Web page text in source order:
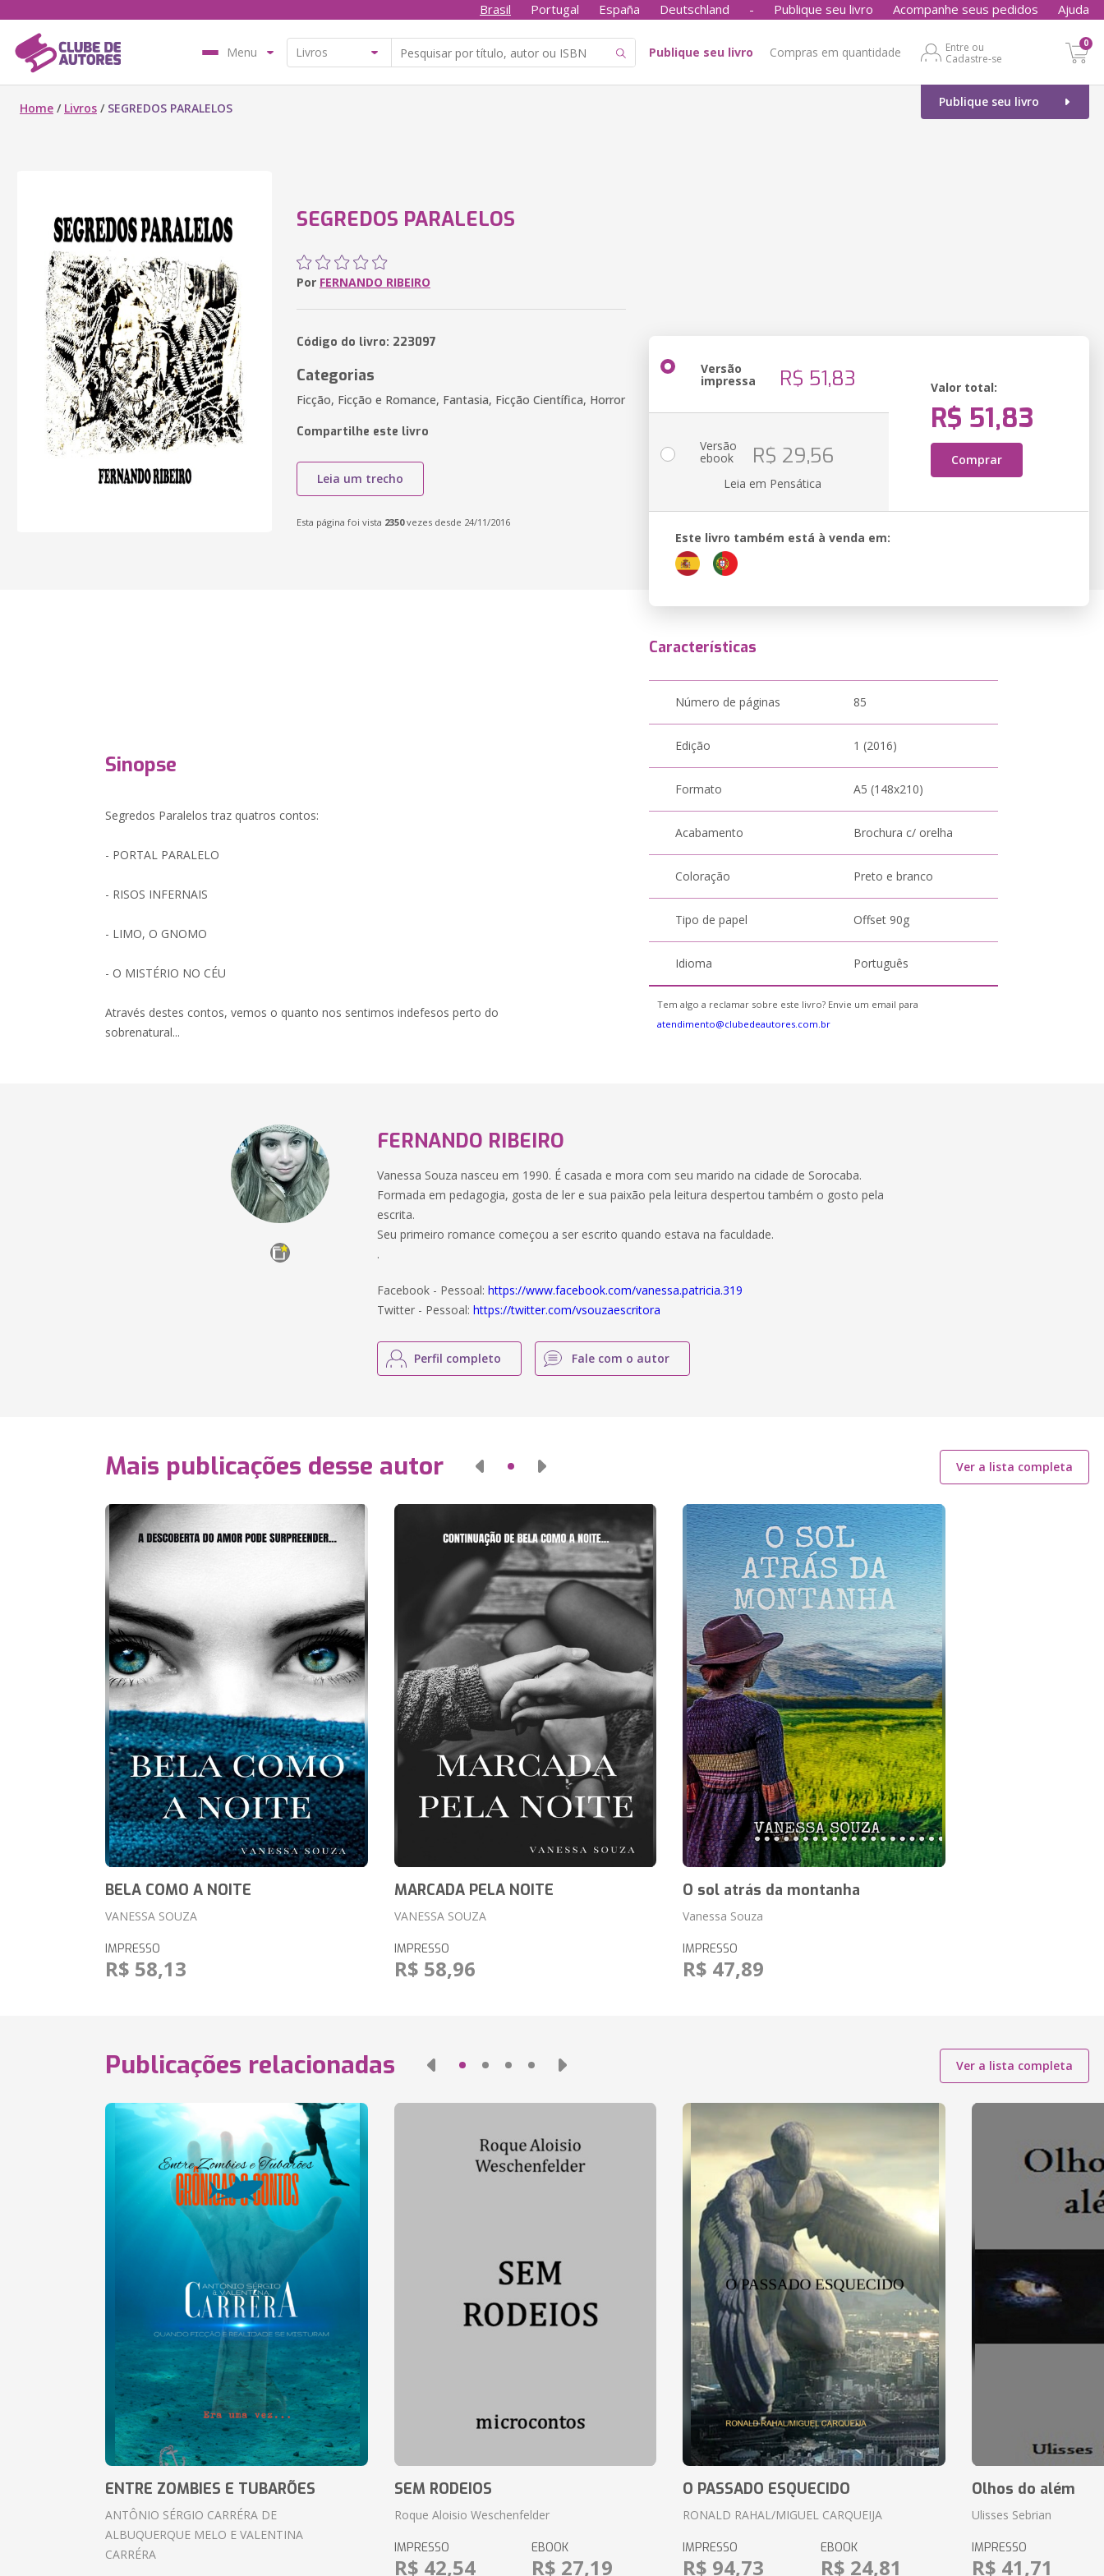
Brasil Portugal España Deutschland - Publique seu livro Acompanhe seus pedidos Ajuda
Menu Publique seu livro Compras em quantidade
Entre ou
Cadastre-se
0
Publique seu livro
Home / Livros / SEGREDOS PARALELOS
SEGREDOS PARALELOS
Por FERNANDO RIBEIRO
Código do livro: 223097
Categorias
Ficção, Ficção e Romance, Fantasia, Ficção Científica, Horror
Compartilhe este livro
Leia um trecho
Esta página foi vista 2350vezes desde 24/11/2016
Versão
impressa R$ 51,83 Valor total:
R$ 51,83
Comprar
Versão
ebook R$ 29,56
Leia em Pensática
Este livro também está à venda em:
Sinopse
Segredos Paralelos traz quatros contos:
- PORTAL PARALELO
- RISOS INFERNAIS
- LIMO, O GNOMO
- O MISTÉRIO NO CÉU
Através destes contos, vemos o quanto nos sentimos indefesos perto do
sobrenatural...
Características
Número de páginas 85
Edição 1 (2016)
Formato A5 (148x210)
Acabamento Brochura c/ orelha
Coloração Preto e branco
Tipo de papel Offset 90g
Idioma Português
Tem algo a reclamar sobre este livro? Envie um email para
atendimento@clubedeautores.com.br
FERNANDO RIBEIRO
Vanessa Souza nasceu em 1990. É casada e mora com seu marido na cidade de Sorocaba.
Formada em pedagogia, gosta de ler e sua paixão pela leitura despertou também o gosto pela
escrita.
Seu primeiro romance começou a ser escrito quando estava na faculdade.
.
Facebook - Pessoal:https://www.facebook.com/vanessa.patricia.319
Twitter - Pessoal:https://twitter.com/vsouzaescritora
Perfil completo Fale com o autor
Mais publicações desse autor Ver a lista completa
BELA COMO A NOITE
VANESSA SOUZA
IMPRESSO
R$ 58,13
MARCADA PELA NOITE
VANESSA SOUZA
IMPRESSO
R$ 58,96
O sol atrás da montanha
Vanessa Souza
IMPRESSO
R$ 47,89
Publicações relacionadas Ver a lista completa
ENTRE ZOMBIES E TUBARÕES
ANTÔNIO SÉRGIO CARRÉRA DE
ALBUQUERQUE MELO E VALENTINA
CARRÉRA
SEM RODEIOS
Roque Aloisio Weschenfelder
IMPRESSO
R$ 42,54
EBOOK
R$ 27,19
O PASSADO ESQUECIDO
RONALD RAHAL/MIGUEL CARQUEIJA
IMPRESSO
R$ 94,73
EBOOK
R$ 24,81
Olhos do além
Ulisses Sebrian
IMPRESSO
R$ 41,71